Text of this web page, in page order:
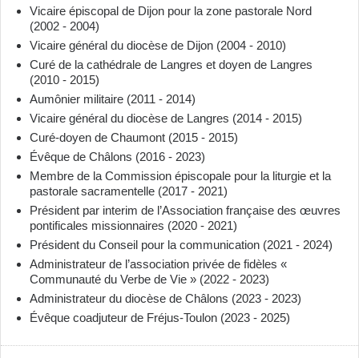
Vicaire épiscopal de Dijon pour la zone pastorale Nord
(2002 - 2004)
Vicaire général du diocèse de Dijon (2004 - 2010)
Curé de la cathédrale de Langres et doyen de Langres
(2010 - 2015)
Aumônier militaire (2011 - 2014)
Vicaire général du diocèse de Langres (2014 - 2015)
Curé-doyen de Chaumont (2015 - 2015)
Évêque de Châlons (2016 - 2023)
Membre de la Commission épiscopale pour la liturgie et la
pastorale sacramentelle (2017 - 2021)
Président par interim de l’Association française des œuvres
pontificales missionnaires (2020 - 2021)
Président du Conseil pour la communication (2021 - 2024)
Administrateur de l’association privée de fidèles «
Communauté du Verbe de Vie » (2022 - 2023)
Administrateur du diocèse de Châlons (2023 - 2023)
Évêque coadjuteur de Fréjus-Toulon (2023 - 2025)